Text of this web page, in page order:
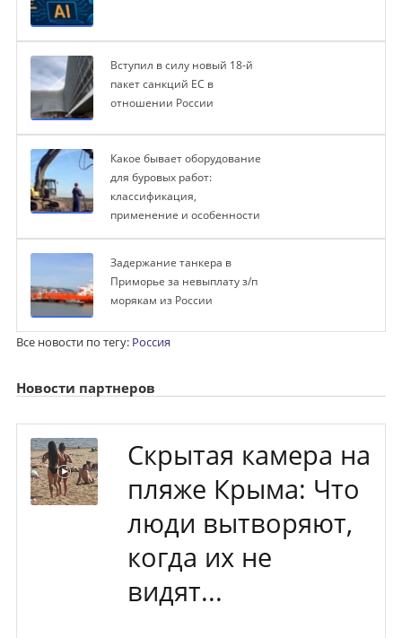
Вступил в силу новый 18-й
пакет санкций ЕС в
отношении России
Какое бывает оборудование
для буровых работ:
классификация,
применение и особенности
Задержание танкера в
Приморье за невыплату з/п
морякам из России
Все новости по тегу: Россия
Новости партнеров
Скрытая камера на
пляже Крыма: Что
люди вытворяют,
когда их не
видят...